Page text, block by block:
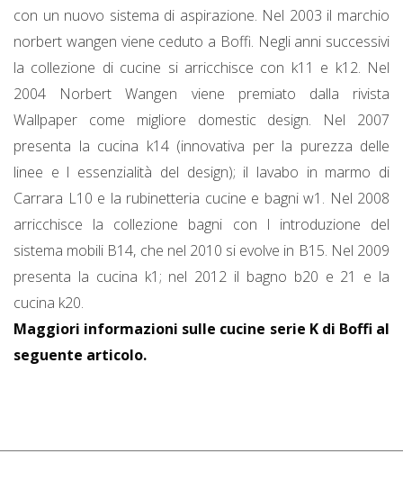
con un nuovo sistema di aspirazione. Nel 2003 il marchio
norbert wangen viene ceduto a Boffi. Negli anni successivi
la collezione di cucine si arricchisce con k11 e k12. Nel
2004 Norbert Wangen viene premiato dalla rivista
Wallpaper come migliore domestic design. Nel 2007
presenta la cucina k14 (innovativa per la purezza delle
linee e l essenzialità del design); il lavabo in marmo di
Carrara L10 e la rubinetteria cucine e bagni w1. Nel 2008
arricchisce la collezione bagni con l introduzione del
sistema mobili B14, che nel 2010 si evolve in B15. Nel 2009
presenta la cucina k1; nel 2012 il bagno b20 e 21 e la
cucina k20.
Maggiori informazioni sulle cucine serie K di Boffi al
seguente articolo.